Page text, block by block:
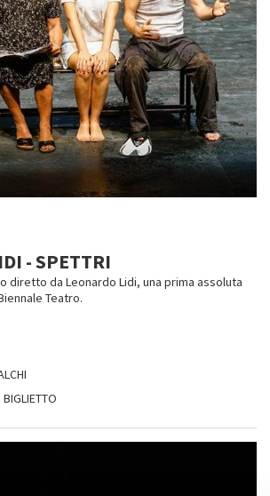
- SPETTRI
diretto da Leonardo Lidi, una prima assoluta
Teatro.